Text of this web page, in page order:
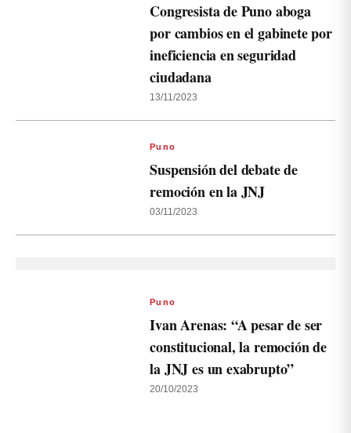
Congresista de Puno aboga
por cambios en el gabinete por
ineficiencia en seguridad
ciudadana
13/11/2023
Puno
Suspensión del debate de
remoción en la JNJ
03/11/2023
Puno
Ivan Arenas: “A pesar de ser
constitucional, la remoción de
la JNJ es un exabrupto”
20/10/2023